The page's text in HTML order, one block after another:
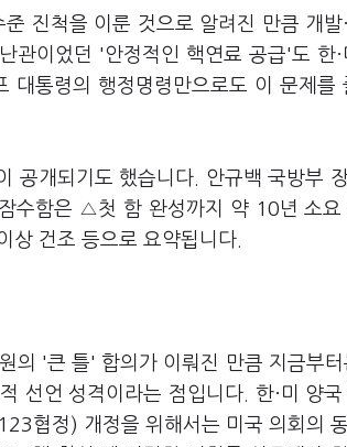
진척을 이룬 것으로 알려진 만큼 개발
관이었던 '안정적인 핵연료 공급'도 한·
대통령의 행정명령만으로도 이 문제를
공개되기도 했습니다. 안규백 국방부
수함은 △첫 함 완성까지 약 10년 소
건조 등으로 요약됩니다.
의 '큰 틀' 합의가 이뤄진 만큼 지금부터
선언 성격이라는 점입니다. 한·미 양국
협정) 개정을 위해서는 미국 의회의